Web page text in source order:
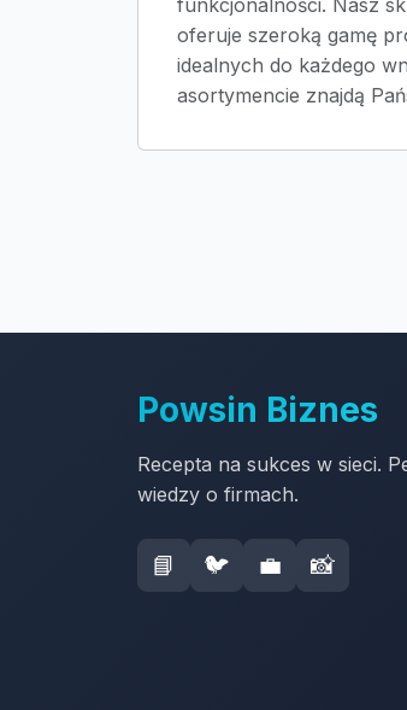
funkcjonalności. Nasz
oferuje szeroką gamę
idealnych do każdego
asortymencie znajdą
Powsin Biznes
Recepta na sukces w sieci.
wiedzy o firmach.
📘 🐦 💼 📸